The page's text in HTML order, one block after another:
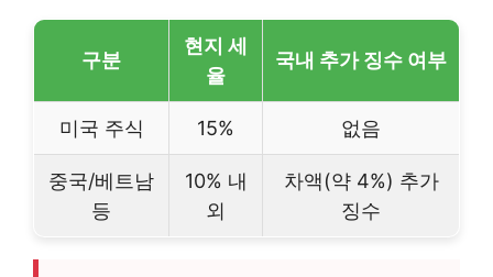
구분
현지 세
율
국내 추가 징수 여부
미국 주식 15% 없음
중국/베트남
등
10% 내
외
차액(약 4%) 추가
징수